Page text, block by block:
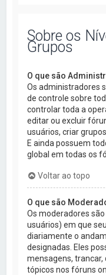
Sobre os
Grupos
O que são
Os administradores
de controle sobre
controlar toda a
editar ou excluir
usuários, criar
E ainda possuem
global em todas os
Voltar ao topo
O que são
Os moderadores
usuários) em que
diariamente o
designadas. Eles
mensagens, trancar,
tópicos nos fóruns